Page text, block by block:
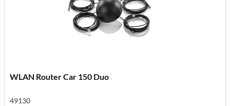
WLAN Router Car 150 Duo
49130